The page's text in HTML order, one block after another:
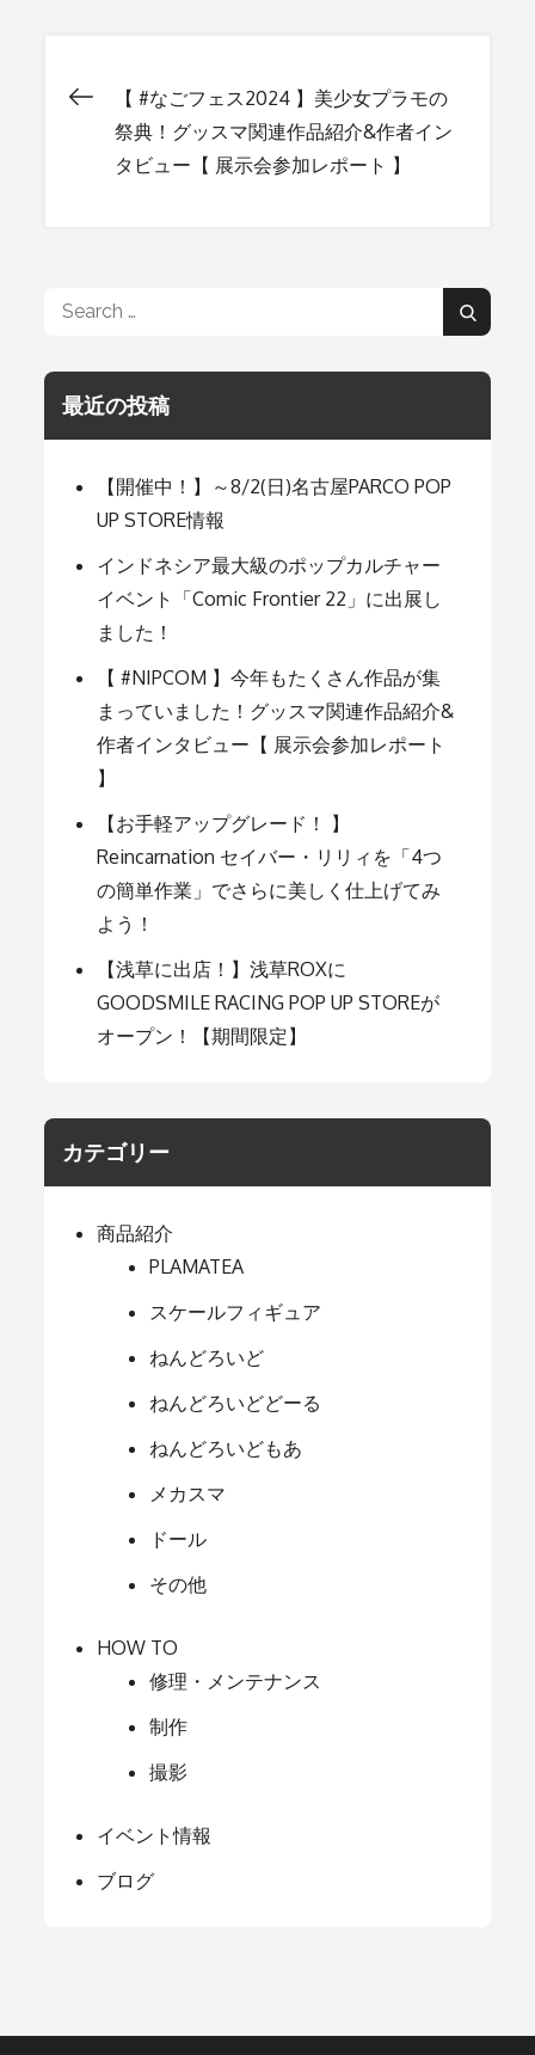
投
稿
ゲ
ー
シ
ョ
ン
【 #なごフェス2024 】美少女プラモの
祭典！グッスマ関連作品紹介&作者イン
タビュー【 展示会参加レポート 】
Search
Search
最近の投稿
【開催中！】～8/2(日)名古屋PARCO POP
UP STORE情報
インドネシア最大級のポップカルチャー
イベント「Comic Frontier 22」に出展し
ました！
【 #NIPCOM 】今年もたくさん作品が集
まっていました！グッスマ関連作品紹介&
作者インタビュー【 展示会参加レポート
】
【お手軽アップグレード！ 】
Reincarnation セイバー・リリィを「4つ
の簡単作業」でさらに美しく仕上げてみ
よう！
【浅草に出店！】浅草ROXに
GOODSMILE RACING POP UP STOREが
オープン！【期間限定】
カテゴリー
商品紹介
PLAMATEA
スケールフィギュア
ねんどろいど
ねんどろいどどーる
ねんどろいどもあ
メカスマ
ドール
その他
HOW TO
修理・メンテナンス
制作
撮影
イベント情報
ブログ